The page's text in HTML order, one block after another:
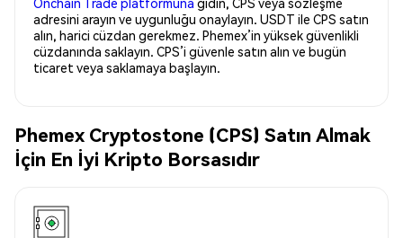
adresini arayın ve uygunluğu onaylayın. USDT ile CPS satın
alın, harici cüzdan gerekmez. Phemex’in yüksek güvenlikli
cüzdanında saklayın. CPS’i güvenle satın alın ve bugün
ticaret veya saklamaya başlayın.
Phemex Cryptostone (CPS) Satın Almak
İçin En İyi Kripto Borsasıdır